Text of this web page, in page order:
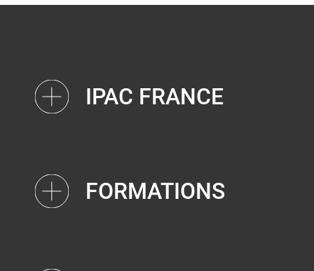
IPAC FRANCE
FORMATIONS